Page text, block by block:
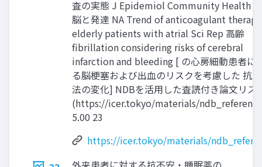
査の実態 J Epidemiol Community Health
脳と発達 NA Trend of anticoagulant
elderly patients with atrial Sci Rep 高齢
fibrillation considering risks of cerebral
infarction and bleeding [ の心房細動患者に
る脳梗塞および出血のリスクを考慮した 抗
法の変化] NDBを活用した査読付き論文リス
(https://icer.tokyo/materials/
5.00 23
https://icer.tokyo/materials/